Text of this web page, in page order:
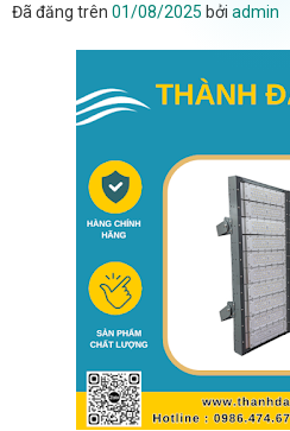
Đã đăng trên 01/08/2025 bởi admin